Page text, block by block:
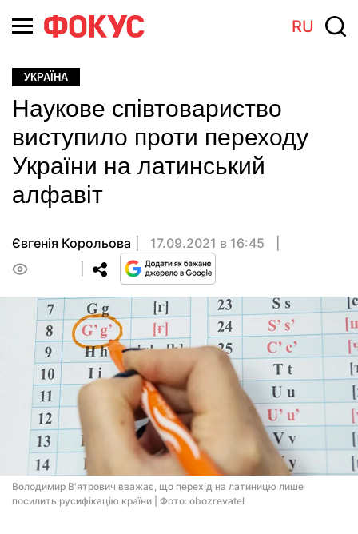
RU
УКРАЇНА
Наукове співтовариство
виступило проти переходу
України на латинський
алфавіт
Євгенія Корольова
17.09.2021 в 16:45
Володимир В'ятрович вважає, що перехід на латиницю лише
посилить русифікацію країни | Фото: obozrevatel